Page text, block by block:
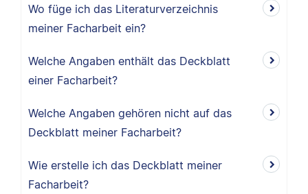
Wo füge ich das Literaturverzeichnis
meiner Facharbeit ein?
Welche Angaben enthält das Deckblatt
einer Facharbeit?
Welche Angaben gehören nicht auf das
Deckblatt meiner Facharbeit?
Wie erstelle ich das Deckblatt meiner
Facharbeit?